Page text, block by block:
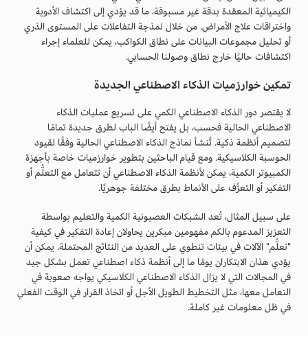
الكيميائية المعقدة بدقة غير مسبوقة، ما قد يؤدي إلى اكتشاف الأدوية
واختراقات علاج الأمراض. من خلال نمذجة التفاعلات على المستوى الذري
أو تحليل مجموعات البيانات على نطاق الكواكب، يمكن للعلماء إجراء
اكتشافات حاليًا خارج نطاق وصولنا الحسابي.
تمكين خوارزميات الذكاء الاصطناعي الجديدة
لا يقتصر دور الذكاء الاصطناعي الكمي على تسريع عمليات الذكاء
الاصطناعي الحالية فحسب، بل يفتح أيضًا الباب لطرق جديدة تمامًا
لتصميم أنظمة ذكية. تُنشأ نماذج الذكاء الاصطناعي الحالية وفقًا لقيود
الحوسبة الكلاسيكية. ومع قيام الباحثين بتطوير خوارزميات خاصة بأجهزة
الكمبيوتر الكمية، يمكن لأنظمة الذكاء الاصطناعي أن تتعامل مع التعلُّم أو
التفكير أو التعرُّف على الأنماط بطرق مختلفة جوهريًا.
على سبيل المثال، تُعد الشبكات العصبونية الكمية والتعليم بواسطة
التعزيز المدعوم بالكم مفهومين مبكرين يحاولان إعادة التفكير في كيفية
"تعلُّم" الآلات في بيئات تنطوي على العديد من النتائج المحتملة. يمكن أن
يؤدي هذان الابتكاران يومًا ما إلى أنظمة ذكاء اصطناعي تعمل بشكل جيد
في المجالات التي لا يزال الذكاء الاصطناعي الكلاسيكي يواجه صعوبة في
التعامل معها، مثل التخطيط الطويل الأجل أو اتخاذ القرار في الوقت الفعلي
في ظل معلومات غير كاملة.